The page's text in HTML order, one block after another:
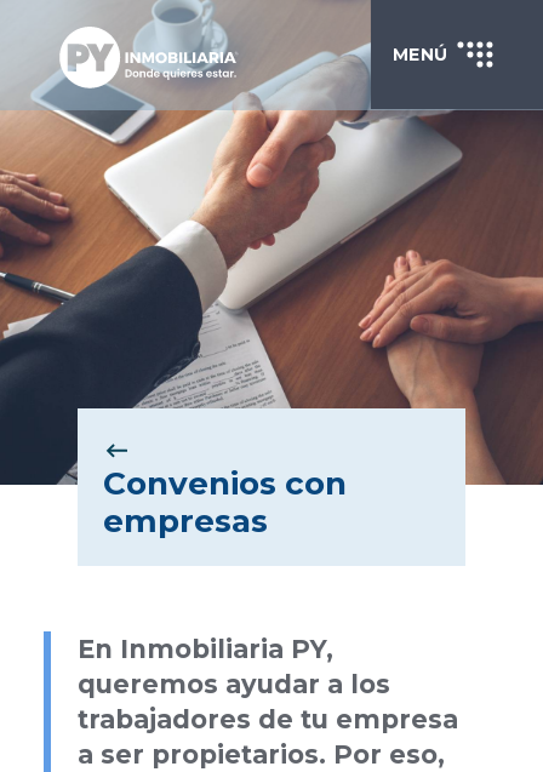
MENÚ
Convenios con
empresas
En Inmobiliaria PY,
queremos ayudar a los
trabajadores de tu empresa
a ser propietarios. Por eso,